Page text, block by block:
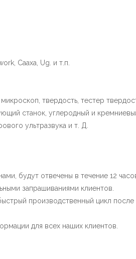
Caaxa, Ug. и т.п.
твердость, тестер
станок, углеродный и
ультразвука и т. Д.
будут отвечены в течение 12
запрашиваниями клиентов.
производственный цикл после
для всех наших клиентов.